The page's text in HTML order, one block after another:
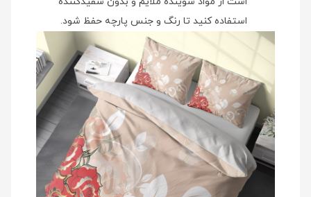
استفاده کنید تا رنگ و جنس پارچه حفظ شود.